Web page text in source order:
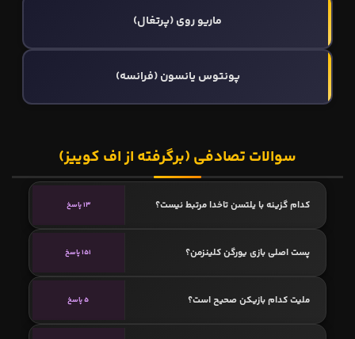
ماریو روی (پرتغال)
پونتوس یانسون (فرانسه)
سوالات تصادفی (برگرفته از اف کوییز)
کدام گزینه با یلتسن تاخدا مرتبط نیست؟ 13 پاسخ
پست اصلی بازی یورگن کلینزمن؟ 151 پاسخ
ملیت کدام بازیکن صحیح است؟ 5 پاسخ